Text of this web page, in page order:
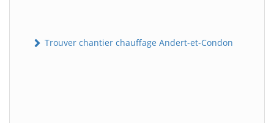
Trouver chantier chauffage Andert-et-Condon